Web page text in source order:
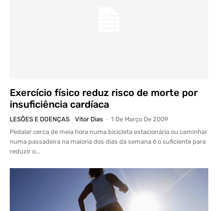
Exercício físico reduz risco de morte por
insuficiência cardíaca
LESÕES E DOENÇAS Vitor Dias - 1 De Março De 2009
Pedalar cerca de meia hora numa bicicleta estacionária ou caminhar
numa passadeira na maioria dos dias da semana é o suficiente para
reduzir o...